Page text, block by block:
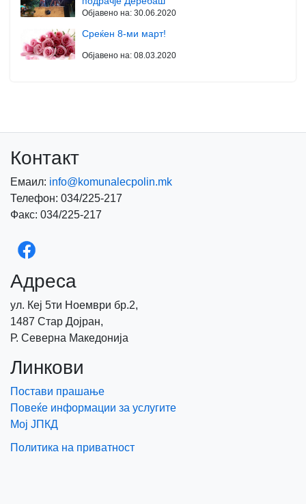
Објавено на: 30.06.2020
Среќен 8-ми март!
Објавено на: 08.03.2020
Контакт
Емаил: info@komunalecpolin.mk
Телефон: 034/225-217
Факс: 034/225-217
Адреса
ул. Кеј 5ти Ноември бр.2,
1487 Стар Дојран,
Р. Северна Македонија
Линкови
Постави прашање
Повеќе информации за услугите
Мој ЈПКД
Политика на приватност